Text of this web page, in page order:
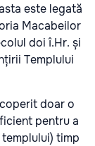
este legată
Macabeilor
doi î.Hr. și
Templului
doar o
pentru a
timp